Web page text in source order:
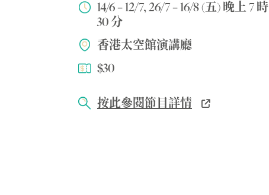
14/6 – 12/7, 26/7 – 16/8 (五) 晚上 7 時
30 分
香港太空館演講廳
$30
按此參閱節目詳情